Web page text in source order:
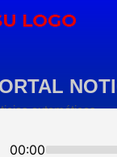
automáticas